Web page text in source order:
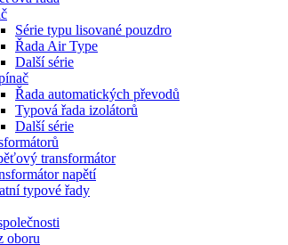
Série typu lisované pouzdro
Řada Air Type
Další série
Řada automatických převodů
Typová řada izolátorů
Další série
transformátor
napětí
typové řady
oboru